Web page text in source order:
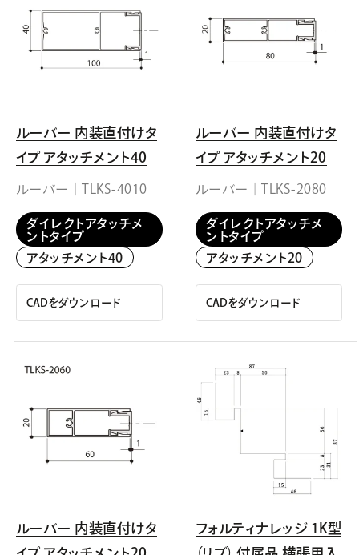
ルーバー 内装直付けタ
イプ アタッチメント40
ルーバー｜TLKS-4010
ダイレクトアタッチメ
ントタイプ
アタッチメント40
CADをダウンロード
ルーバー 内装直付けタ
イプ アタッチメント20
ルーバー｜TLKS-2080
ダイレクトアタッチメ
ントタイプ
アタッチメント20
CADをダウンロード
ルーバー 内装直付けタ
フォルティナレッジ 1K型